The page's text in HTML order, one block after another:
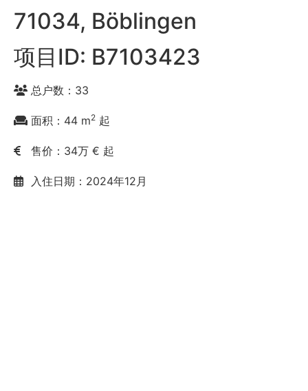
71034, Böblingen
项目ID: B7103423
总户数：33
面积：44 m2 起
售价：34万 € 起
入住日期：2024年12月